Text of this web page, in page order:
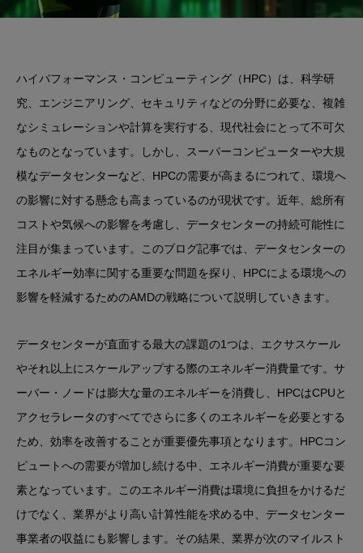
ハイパフォーマンス・コンピューティング（HPC）は、科学研
究、エンジニアリング、セキュリティなどの分野に必要な、複雑
なシミュレーションや計算を実行する、現代社会にとって不可欠
なものとなっています。しかし、スーパーコンピューターや大規
模なデータセンターなど、HPCの需要が高まるにつれて、環境へ
の影響に対する懸念も高まっているのが現状です。近年、総所有
コストや気候への影響を考慮し、データセンターの持続可能性に
注目が集まっています。このブログ記事では、データセンターの
エネルギー効率に関する重要な問題を探り、HPCによる環境への
影響を軽減するためのAMDの戦略について説明していきます。
データセンターが直面する最大の課題の1つは、エクサスケール
やそれ以上にスケールアップする際のエネルギー消費量です。サ
ーバー・ノードは膨大な量のエネルギーを消費し、HPCはCPUと
アクセラレータのすべてでさらに多くのエネルギーを必要とする
ため、効率を改善することが重要優先事項となります。HPCコン
ピュートへの需要が増加し続ける中、エネルギー消費が重要な要
素となっています。このエネルギー消費は環境に負担をかけるだ
けでなく、業界がより高い計算性能を求める中、データセンター
事業者の収益にも影響します。その結果、業界が次のマイルスト